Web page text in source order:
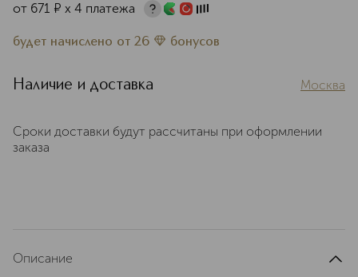
от 671 ¤ х 4 платежа
будет начислено от 26 бонусов
Наличие и доставка Москва
Сроки доставки будут рассчитаны при оформлении
заказа
Описание